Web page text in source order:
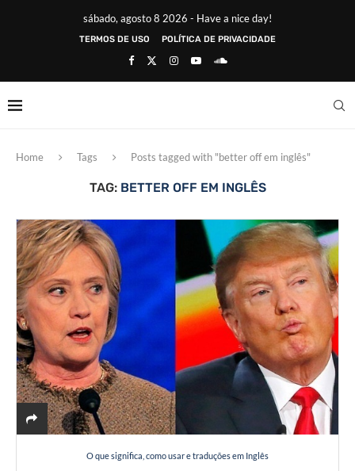
sábado, agosto 8 2026 - Have a nice day!
TERMOS DE USO POLÍTICA DE PRIVACIDADE
Home Tags Posts tagged with "better off em inglês"
TAG: BETTER OFF EM INGLÊS
O que significa, como usar e traduções em Inglês